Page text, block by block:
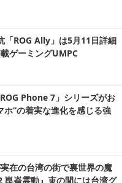
ROG Ally」は5月11日詳細
ゲーミングUMPC
Phone 7」シリーズがお
ホ”の着実な進化を感じる強
在の台湾の街で裏世界の魔
崙霊動』束の間には台湾グ